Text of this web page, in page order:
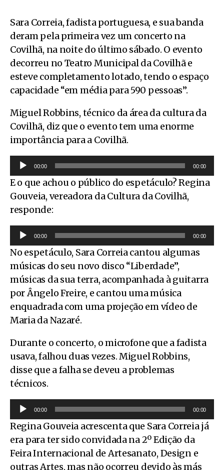
Sara Correia, fadista portuguesa, e sua banda
deram pela primeira vez um concerto na
Covilhã, na noite do último sábado. O evento
decorreu no Teatro Municipal da Covilhã e
esteve completamento lotado, tendo o espaço
capacidade “em média para 590 pessoas”.
Miguel Robbins, técnico da área da cultura da
Covilhã, diz que o evento tem uma enorme
importância para a Covilhã.
e
p
u
r
d
e
u
d
i
o
00:00 00:00
E o que achou o público do espetáculo? Regina
Gouveia, vereadora da Cultura da Covilhã,
responde:
e
d
u
o
r
d
e
á
d
i
o
00:00 00:00
No espetáculo, Sara Correia cantou algumas
músicas do seu novo disco “Liberdade”,
músicas da sua terra, acompanhada à guitarra
por Ângelo Freire, e cantou uma música
enquadrada com uma projeção em vídeo de
Maria da Nazaré.
Durante o concerto, o microfone que a fadista
usava, falhou duas vezes. Miguel Robbins,
disse que a falha se deveu a problemas
técnicos.
e
r
00:00 00:00
Regina Gouveia acrescenta que Sara Correia já
era para ter sido convidada na 2º Edição da
Feira Internacional de Artesanato, Design e
outras Artes, mas não ocorreu devido às más